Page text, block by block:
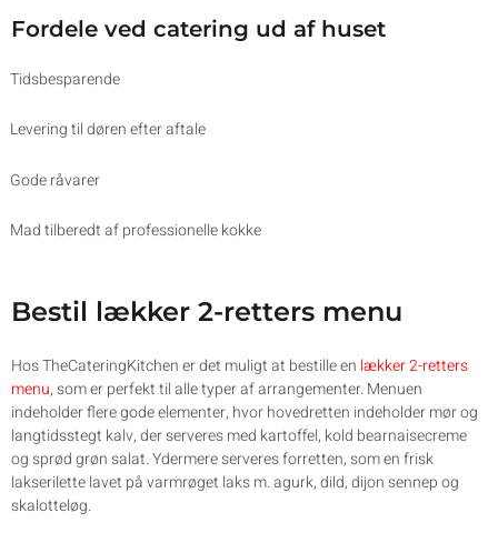
Fordele ved catering ud af huset
Tidsbesparende
Levering til døren efter aftale
Gode råvarer
Mad tilberedt af professionelle kokke
Bestil lækker 2-retters menu
Hos TheCateringKitchen er det muligt at bestille en lækker 2-retters
menu, som er perfekt til alle typer af arrangementer. Menuen
indeholder flere gode elementer, hvor hovedretten indeholder mør og
langtidsstegt kalv, der serveres med kartoffel, kold bearnaisecreme
og sprød grøn salat. Ydermere serveres forretten, som en frisk
lakserilette lavet på varmrøget laks m. agurk, dild, dijon sennep og
skalotteløg.